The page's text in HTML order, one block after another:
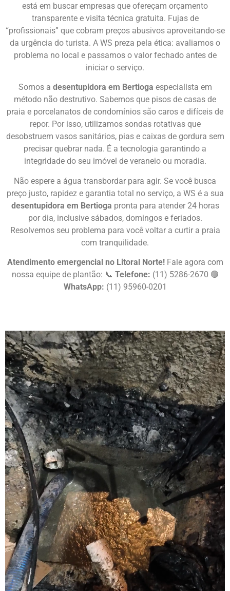
está em buscar empresas que ofereçam orçamento
transparente e visita técnica gratuita. Fujas de
“profissionais” que cobram preços abusivos aproveitando-se
da urgência do turista. A WS preza pela ética: avaliamos o
problema no local e passamos o valor fechado antes de
iniciar o serviço.
Somos a desentupidora em Bertioga especialista em
método não destrutivo. Sabemos que pisos de casas de
praia e porcelanatos de condomínios são caros e difíceis de
repor. Por isso, utilizamos sondas rotativas que
desobstruem vasos sanitários, pias e caixas de gordura sem
precisar quebrar nada. É a tecnologia garantindo a
integridade do seu imóvel de veraneio ou moradia.
Não espere a água transbordar para agir. Se você busca
preço justo, rapidez e garantia total no serviço, a WS é a sua
desentupidora em Bertioga pronta para atender 24 horas
por dia, inclusive sábados, domingos e feriados.
Resolvemos seu problema para você voltar a curtir a praia
com tranquilidade.
Atendimento emergencial no Litoral Norte!Fale agora com
nossa equipe de plantão: 📞 Telefone: (11) 5286-2670 🟢
WhatsApp: (11) 95960-0201